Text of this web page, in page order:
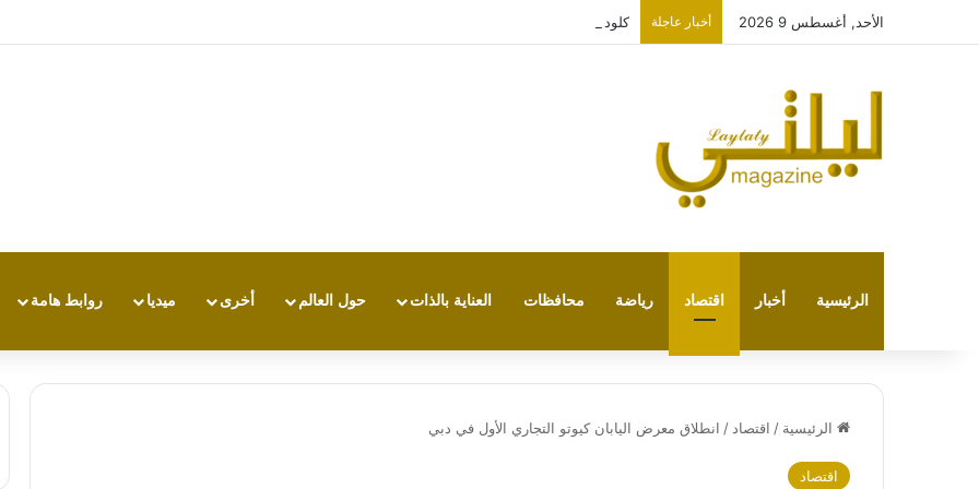
الأحد, أغسطس 9 2026 أخبار عاجلة كلود في مواجهة تشات جي بي تي.. أي مساعد ذكاء اصطناعي يناسبك أكثر؟
الرئيسية أخبار اقتصاد رياضة محافظات العناية بالذات حول العالم أخرى ميديا روابط هامة
الرئيسية / اقتصاد / انطلاق معرض اليابان كيوتو التجاري الأول في دبي
اقتصاد